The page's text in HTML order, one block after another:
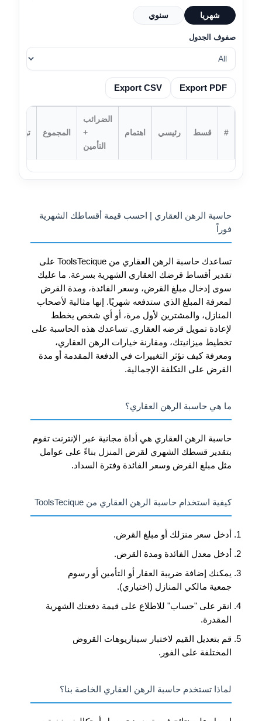
شهريا سنوي
صفوف الجدول
Export PDF
Export CSV
# قسط رئيسي اهتمام
الضرائب
+
التأمين
المجموع توازن
حاسبة الرهن العقاري | احسب قيمة أقساطك الشهرية
فوراً
تساعدك حاسبة الرهن العقاري من ToolsTecique على
تقدير أقساط قرضك العقاري الشهرية بسرعة. ما عليك
سوى إدخال مبلغ القرض، وسعر الفائدة، ومدة القرض
لمعرفة المبلغ الذي ستدفعه شهريًا. إنها مثالية لأصحاب
المنازل، والمشترين لأول مرة، أو أي شخص يخطط
لإعادة تمويل قرضه العقاري. تساعدك هذه الحاسبة على
تخطيط ميزانيتك، ومقارنة خيارات الرهن العقاري،
ومعرفة كيف تؤثر التغييرات في الدفعة المقدمة أو مدة
القرض على التكلفة الإجمالية.
ما هي حاسبة الرهن العقاري؟
حاسبة الرهن العقاري هي أداة مجانية عبر الإنترنت تقوم
بتقدير قسطك الشهري لقرض المنزل بناءً على عوامل
مثل مبلغ القرض وسعر الفائدة وفترة السداد.
كيفية استخدام حاسبة الرهن العقاري من ToolsTecique
أدخل سعر منزلك أو مبلغ القرض.
أدخل معدل الفائدة ومدة القرض.
يمكنك إضافة ضريبة العقار أو التأمين أو رسوم
جمعية مالكي المنازل (اختياري).
انقر على "حساب" للاطلاع على قيمة دفعتك الشهرية
المقدرة.
قم بتعديل القيم لاختبار سيناريوهات القروض
المختلفة على الفور.
لماذا تستخدم حاسبة الرهن العقاري الخاصة بنا؟